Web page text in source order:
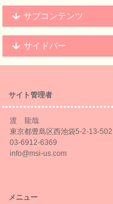
サブコンテンツ
サイドバー
サイト管理者
渡 龍哉
東京都豊島区西池袋5-2-13-502
03-6912-6369
info@msi-us.com
メニュー